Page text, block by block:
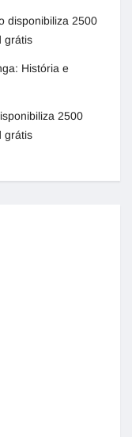
disponibiliza 2500
grátis
História e
2500
grátis